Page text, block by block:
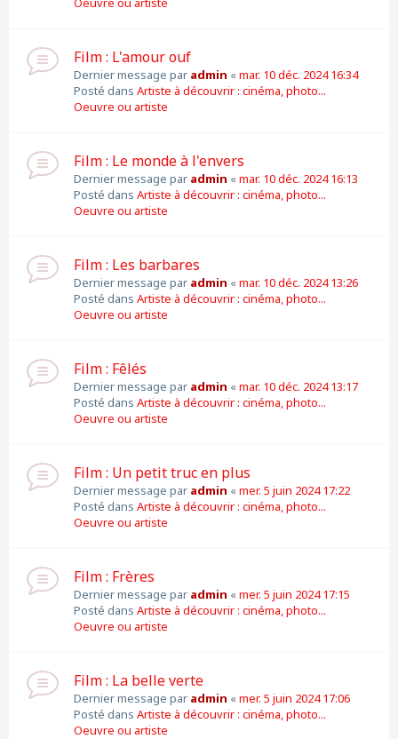
Film : L'amour ouf
Dernier message par admin «mar. 10 déc. 2024 16:34
Posté dans Artiste à découvrir : cinéma, photo...
Oeuvre ou artiste
Film : Le monde à l'envers
Dernier message par admin «mar. 10 déc. 2024 16:13
Posté dans Artiste à découvrir : cinéma, photo...
Oeuvre ou artiste
Film : Les barbares
Dernier message par admin «mar. 10 déc. 2024 13:26
Posté dans Artiste à découvrir : cinéma, photo...
Oeuvre ou artiste
Film : Fêlés
Dernier message par admin «mar. 10 déc. 2024 13:17
Posté dans Artiste à découvrir : cinéma, photo...
Oeuvre ou artiste
Film : Un petit truc en plus
Dernier message par admin «mer. 5 juin 2024 17:22
Posté dans Artiste à découvrir : cinéma, photo...
Oeuvre ou artiste
Film : Frères
Dernier message par admin «mer. 5 juin 2024 17:15
Posté dans Artiste à découvrir : cinéma, photo...
Oeuvre ou artiste
Film : La belle verte
Dernier message par admin «mer. 5 juin 2024 17:06
Posté dans Artiste à découvrir : cinéma, photo...
Oeuvre ou artiste